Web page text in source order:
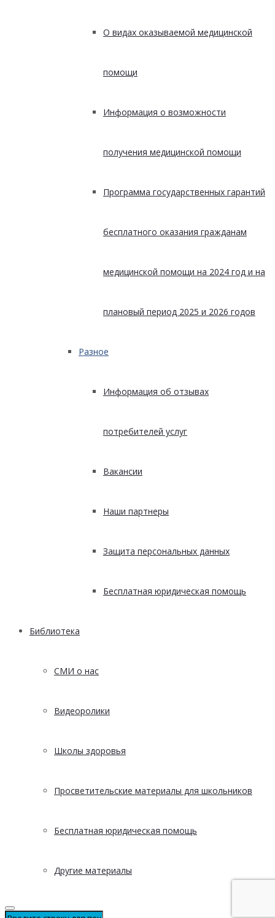
О видах оказываемой медицинской
помощи
Информация о возможности
получения медицинской помощи
Программа государственных гарантий
бесплатного оказания гражданам
медицинской помощи на 2024 год и на
плановый период 2025 и 2026 годов
Разное
Информация об отзывах
потребителей услуг
Вакансии
Наши партнеры
Защита персональных данных
Бесплатная юридическая помощь
Библиотека
СМИ о нас
Видеоролики
Школы здоровья
Просветительские материалы для школьников
Бесплатная юридическая помощь
Другие материалы